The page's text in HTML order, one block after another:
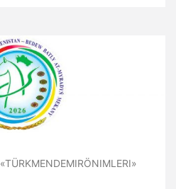
«TÜRKMENDEMIRÖNIMLERI»